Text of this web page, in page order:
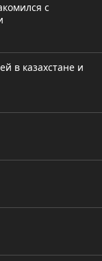
с
в казахстане и